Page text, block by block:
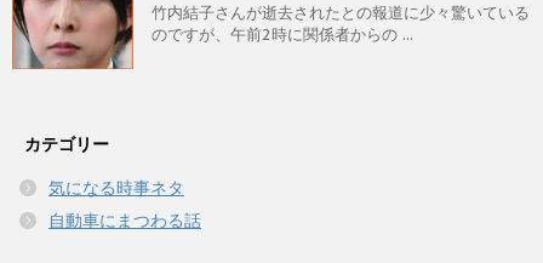
竹内結子さんが逝去されたとの報道に少々驚いている
のですが、午前2時に関係者からの ...
カテゴリー
気になる時事ネタ
自動車にまつわる話